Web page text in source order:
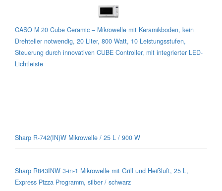
CASO M 20 Cube Ceramic – Mikrowelle mit Keramikboden, kein
Drehteller notwendig, 20 Liter, 800 Watt, 10 Leistungsstufen,
Steuerung durch innovativen CUBE Controller, mit integrierter LED-
Lichtleiste
Sharp R-742(IN)W Mikrowelle / 25 L / 900 W
Sharp R843INW 3-in-1 Mikrowelle mit Grill und Heißluft, 25 L,
Express Pizza Programm, silber / schwarz